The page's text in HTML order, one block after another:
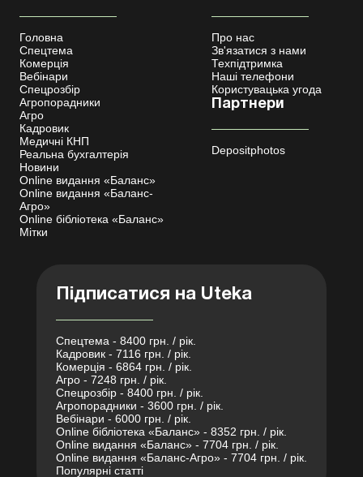
Головна
Спецтема
Комерція
Вебінари
Спецрозбір
Агропорадники
Агро
Кадровик
Медичні КНП
Реальна бухгалтерія
Новини
Online видання «Баланс»
Online видання «Баланс-
Агро»
Online бібліотека «Баланс»
Мітки
Про нас
Зв'язатися з нами
Техпідтримка
Наші телефони
Користувацька угода
Партнери
Depositphotos
Підписатися на Uteka
Спецтема - 8400 грн. / рік.
Кадровик - 7116 грн. / рік.
Комерція - 6864 грн. / рік.
Агро - 7248 грн. / рік.
Спецрозбір - 8400 грн. / рік.
Агропорадники - 3600 грн. / рік.
Вебінари - 6000 грн. / рік.
Online бібліотека «Баланс» - 8352 грн. / рік.
Online видання «Баланс» - 7704 грн. / рік.
Online видання «Баланс-Агро» - 7704 грн. / рік.
Популярні статті